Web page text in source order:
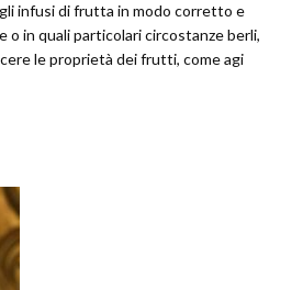
infusi di frutta in modo corretto e
o in quali particolari circostanze berli,
le proprietà dei frutti, come agi